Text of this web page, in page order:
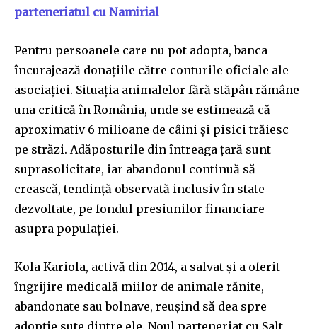
parteneriatul cu Namirial
Pentru persoanele care nu pot adopta, banca
încurajează donațiile către conturile oficiale ale
asociației. Situația animalelor fără stăpân rămâne
una critică în România, unde se estimează că
aproximativ 6 milioane de câini și pisici trăiesc
pe străzi. Adăposturile din întreaga țară sunt
suprasolicitate, iar abandonul continuă să
crească, tendință observată inclusiv în state
dezvoltate, pe fondul presiunilor financiare
asupra populației.
Kola Kariola, activă din 2014, a salvat și a oferit
îngrijire medicală miilor de animale rănite,
abandonate sau bolnave, reușind să dea spre
adopție sute dintre ele. Noul parteneriat cu Salt